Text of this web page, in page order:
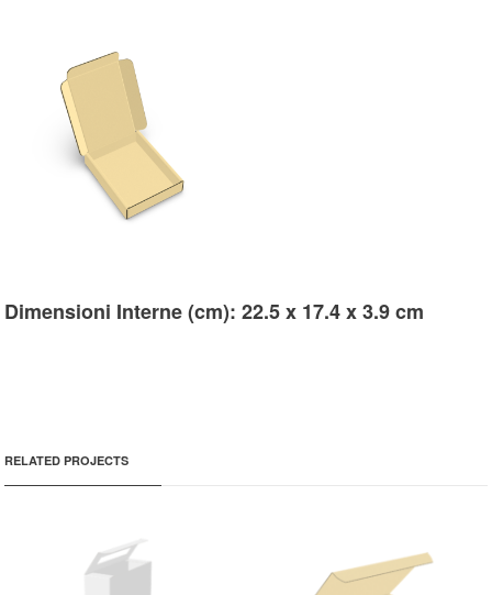
Dimensioni Interne (cm): 22.5 x 17.4 x 3.9 cm
RELATED PROJECTS